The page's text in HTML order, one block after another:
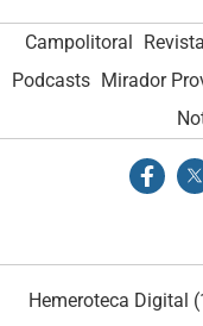
Campolitoral
Podcasts Mirador
Hemeroteca Digital